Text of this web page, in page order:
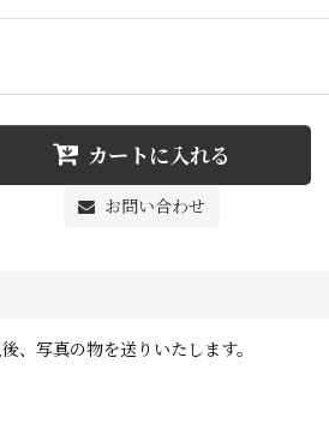
カートに入れる
お問い合わせ
写真の物を送りいたします。